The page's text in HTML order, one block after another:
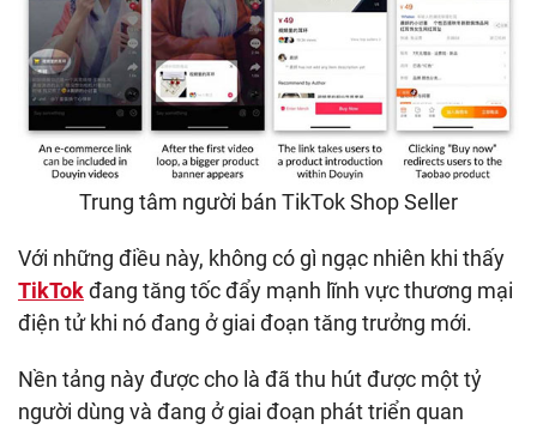
Trung tâm người bán TikTok Shop Seller
Với những điều này, không có gì ngạc nhiên khi thấy
TikTokđang tăng tốc đẩy mạnh lĩnh vực thương mại
điện tử khi nó đang ở giai đoạn tăng trưởng mới.
Nền tảng này được cho là đã thu hút được một tỷ
người dùng và đang ở giai đoạn phát triển quan